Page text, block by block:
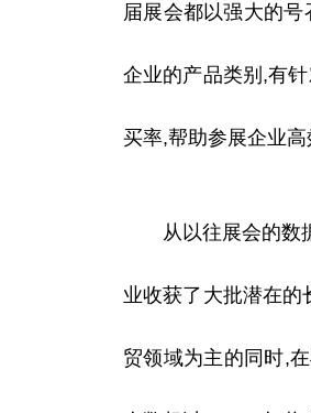
届展会都以强大的
企业的产品类别,有
买率,帮助参展企业高
从以往展会的数
业收获了大批潜在的
贸领域为主的同时,